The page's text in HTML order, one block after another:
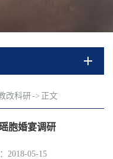
改科研-> 正文
胞婚宴调研
2018-05-15